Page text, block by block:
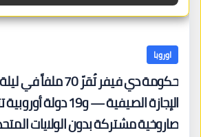
اوروبا
حكومة دي فيفر تُقرّ 70
الإجازة الصيفية — و19
صاروخية مشتركة بدون الولايات